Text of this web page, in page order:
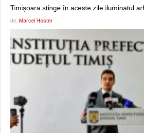
Timișoara stinge în aceste zile iluminatul
de: Marcel Hoster